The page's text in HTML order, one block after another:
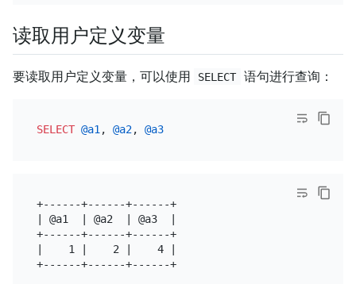
读取用户定义变量
要读取用户定义变量，可以使用 SELECT 语句进行查询：
SELECT @a1 , @a2, @a3
+------+------+------+
| @a1  | @a2  | @a3  |
+------+------+------+
|    1 |    2 |    4 |
+------+------+------+